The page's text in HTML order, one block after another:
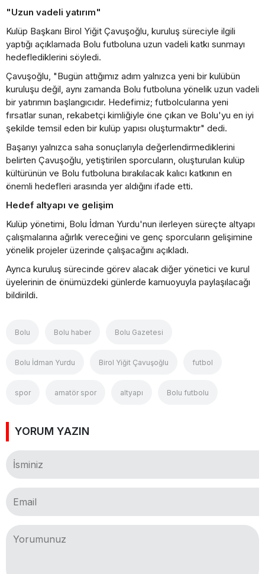
"Uzun vadeli yatırım"
Kulüp Başkanı Birol Yiğit Çavuşoğlu, kuruluş süreciyle ilgili
yaptığı açıklamada Bolu futboluna uzun vadeli katkı sunmayı
hedeflediklerini söyledi.
Çavuşoğlu, "Bugün attığımız adım yalnızca yeni bir kulübün
kuruluşu değil, aynı zamanda Bolu futboluna yönelik uzun vadeli
bir yatırımın başlangıcıdır. Hedefimiz; futbolcularına yeni
fırsatlar sunan, rekabetçi kimliğiyle öne çıkan ve Bolu'yu en iyi
şekilde temsil eden bir kulüp yapısı oluşturmaktır" dedi.
Başarıyı yalnızca saha sonuçlarıyla değerlendirmediklerini
belirten Çavuşoğlu, yetiştirilen sporcuların, oluşturulan kulüp
kültürünün ve Bolu futboluna bırakılacak kalıcı katkının en
önemli hedefleri arasında yer aldığını ifade etti.
Hedef altyapı ve gelişim
Kulüp yönetimi, Bolu İdman Yurdu'nun ilerleyen süreçte altyapı
çalışmalarına ağırlık vereceğini ve genç sporcuların gelişimine
yönelik projeler üzerinde çalışacağını açıkladı.
Ayrıca kuruluş sürecinde görev alacak diğer yönetici ve kurul
üyelerinin de önümüzdeki günlerde kamuoyuyla paylaşılacağı
bildirildi.
Bolu Bolu haber Bolu Gazetesi
Bolu İdman Yurdu Birol Yiğit Çavuşoğlu futbol
spor amatör spor altyapı Bolu futbolu
YORUM YAZIN